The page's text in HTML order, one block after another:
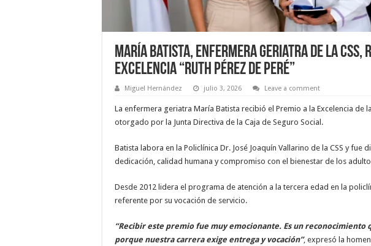
María Batista, enfermera geriatra de la CSS,
Excelencia “Ruth Pérez de Peré”
Miguel Hernández julio 3, 2026 Leave a comment
La enfermera geriatra María Batista recibió el Premio a la Excelencia de
otorgado por la Junta Directiva de la Caja de Seguro Social.
Batista labora en la Policlínica Dr. José Joaquín Vallarino de la CSS y fue
dedicación, calidad humana y compromiso con el bienestar de los
Desde 2012 lidera el programa de atención a la tercera edad en la
referente por su vocación de servicio.
“Recibir este premio fue muy emocionante. Es un reconocimiento
porque nuestra carrera exige entrega y vocación”, expresó la